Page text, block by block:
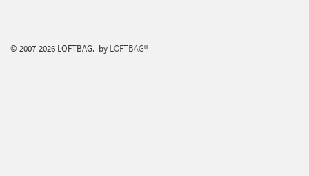
© 2007-2026 LOFTBAG. by LOFTBAG®